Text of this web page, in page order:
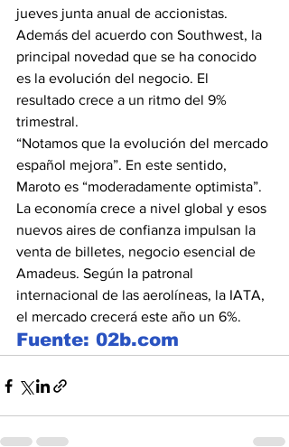
jueves junta anual de accionistas.
Además del acuerdo con Southwest, la
principal novedad que se ha conocido
es la evolución del negocio. El
resultado crece a un ritmo del 9%
trimestral.
“Notamos que la evolución del mercado
español mejora”. En este sentido,
Maroto es “moderadamente optimista”.
La economía crece a nivel global y esos
nuevos aires de confianza impulsan la
venta de billetes, negocio esencial de
Amadeus. Según la patronal
internacional de las aerolíneas, la IATA,
el mercado crecerá este año un 6%.
Fuente: 02b.com